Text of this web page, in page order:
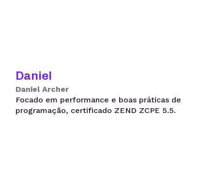
Daniel
Daniel Archer
Focado em performance e boas práticas de
programação, certificado ZEND ZCPE 5.5.